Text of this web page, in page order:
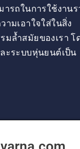
รถในการใช้งานร
มเอาใจใส่ในสิ่ง
ล้ำสมัยของเรา โ
ะระบบหุ่นยนต์เป็น